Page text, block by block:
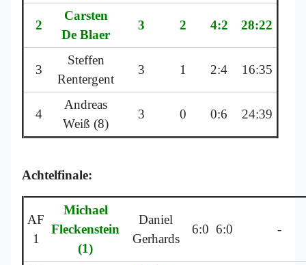
2
Carsten
De Blaer
3 2 4:2 28:22
3
Steffen
Rentergent
3 1 2:4 16:35
4
Andreas
Weiß (8)
3 0 0:6 24:39
Achtelfinale:
AF
1
Michael
Fleckenstein
(1)
Daniel
Gerhards
6:0 6:0 -